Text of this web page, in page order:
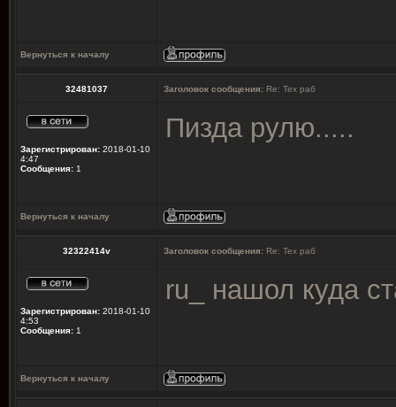
Вернуться к началу
32481037 Заголовок сообщения: Re: Тех раб
Зарегистрирован: 2018-01-10
4:47
Сообщения: 1
Пизда рулю.....
Вернуться к началу
32322414v Заголовок сообщения: Re: Тех раб
Зарегистрирован: 2018-01-10
4:53
Сообщения: 1
ru_ нашол куда
Вернуться к началу